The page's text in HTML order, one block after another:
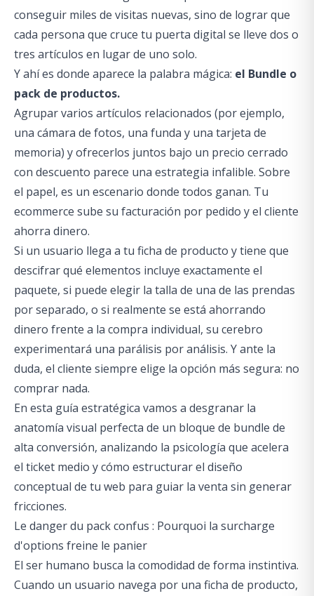
conseguir miles de visitas nuevas, sino de lograr que
cada persona que cruce tu puerta digital se lleve dos o
tres artículos en lugar de uno solo.
Y ahí es donde aparece la palabra mágica: el Bundle o
pack de productos.
Agrupar varios artículos relacionados (por ejemplo,
una cámara de fotos, una funda y una tarjeta de
memoria) y ofrecerlos juntos bajo un precio cerrado
con descuento parece una estrategia infalible. Sobre
el papel, es un escenario donde todos ganan. Tu
ecommerce sube su facturación por pedido y el cliente
ahorra dinero.
Si un usuario llega a tu ficha de producto y tiene que
descifrar qué elementos incluye exactamente el
paquete, si puede elegir la talla de una de las prendas
por separado, o si realmente se está ahorrando
dinero frente a la compra individual, su cerebro
experimentará una parálisis por análisis. Y ante la
duda, el cliente siempre elige la opción más segura: no
comprar nada.
En esta guía estratégica vamos a desgranar la
anatomía visual perfecta de un bloque de bundle de
alta conversión, analizando la psicología que acelera
el ticket medio y cómo estructurar el diseño
conceptual de tu web para guiar la venta sin generar
fricciones.
Le danger du pack confus : Pourquoi la surcharge
d'options freine le panier
El ser humano busca la comodidad de forma instintiva.
Cuando un usuario navega por una ficha de producto,